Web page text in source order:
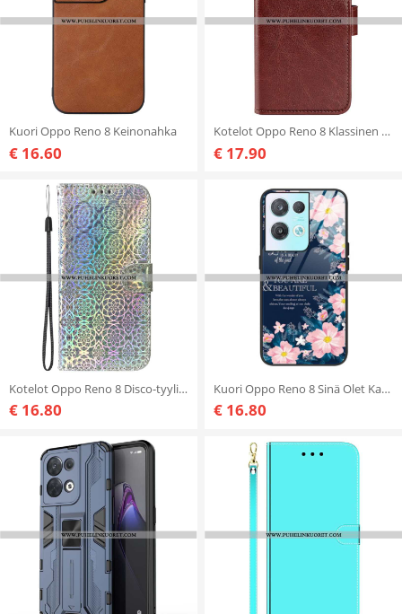
Kuori Oppo Reno 8 Keinonahka
€ 16.60
Kotelot Oppo Reno 8 Klassinen Retro
€ 17.90
Kotelot Oppo Reno 8 Disco-tyylinen
€ 16.80
Kuori Oppo Reno 8 Sinä Olet Kaunis
€ 16.80